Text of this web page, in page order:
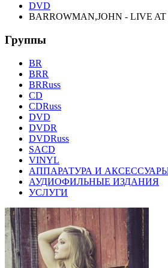
DVD
BARROWMAN,JOHN - LIVE
Группы
BR
BRR
BRRuss
CD
CDRuss
DVD
DVDR
DVDRuss
SACD
VINYL
АППАРАТУРА И
АУДИОФИЛЬНЫЕ ИЗДАНИЯ
УСЛУГИ